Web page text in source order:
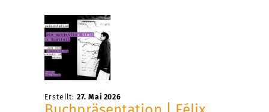
Erstellt: 27. Mai 2026